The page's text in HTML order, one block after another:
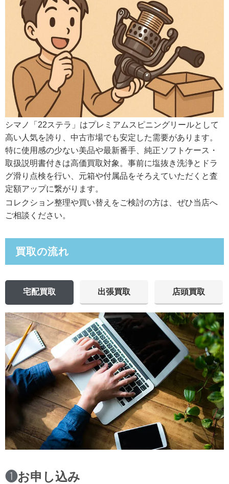
シマノ「22ステラ」はプレミアムスピニングリールとして
高い人気を誇り、中古市場でも安定した需要があります。
特に使用感の少ない美品や最新番手、純正ソフトケース・
取扱説明書付きは高価買取対象。事前に塩抜き洗浄とドラ
グ滑り点検を行い、元箱や付属品をそろえていただくと査
定額アップに繋がります。
コレクション整理や買い替えをご検討の方は、ぜひ当店へ
ご相談ください。
買取の流れ
宅配買取 出張買取 店頭買取
❶お申し込み